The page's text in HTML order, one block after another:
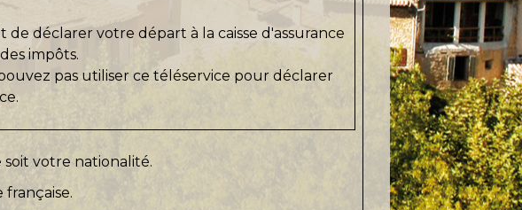
déclarer votre départ à la caisse d'assurance
impôts.
pas utiliser ce téléservice pour déclarer
votre nationalité.